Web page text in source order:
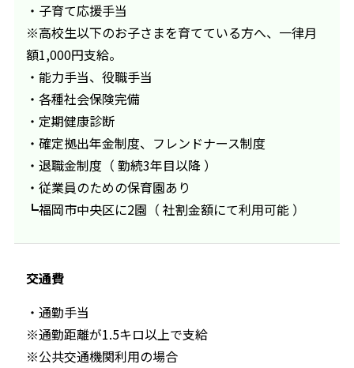
・子育て応援手当
※高校生以下のお子さまを育てている方へ、一律月
額1,000円支給。
・能力手当、役職手当
・各種社会保険完備
・定期健康診断
・確定拠出年金制度、フレンドナース制度
・退職金制度（ 勤続3年目以降 ）
・従業員のための保育園あり
┗福岡市中央区に2園（ 社割金額にて利用可能 ）
交通費
・通勤手当
※通勤距離が1.5キロ以上で支給
※公共交通機関利用の場合